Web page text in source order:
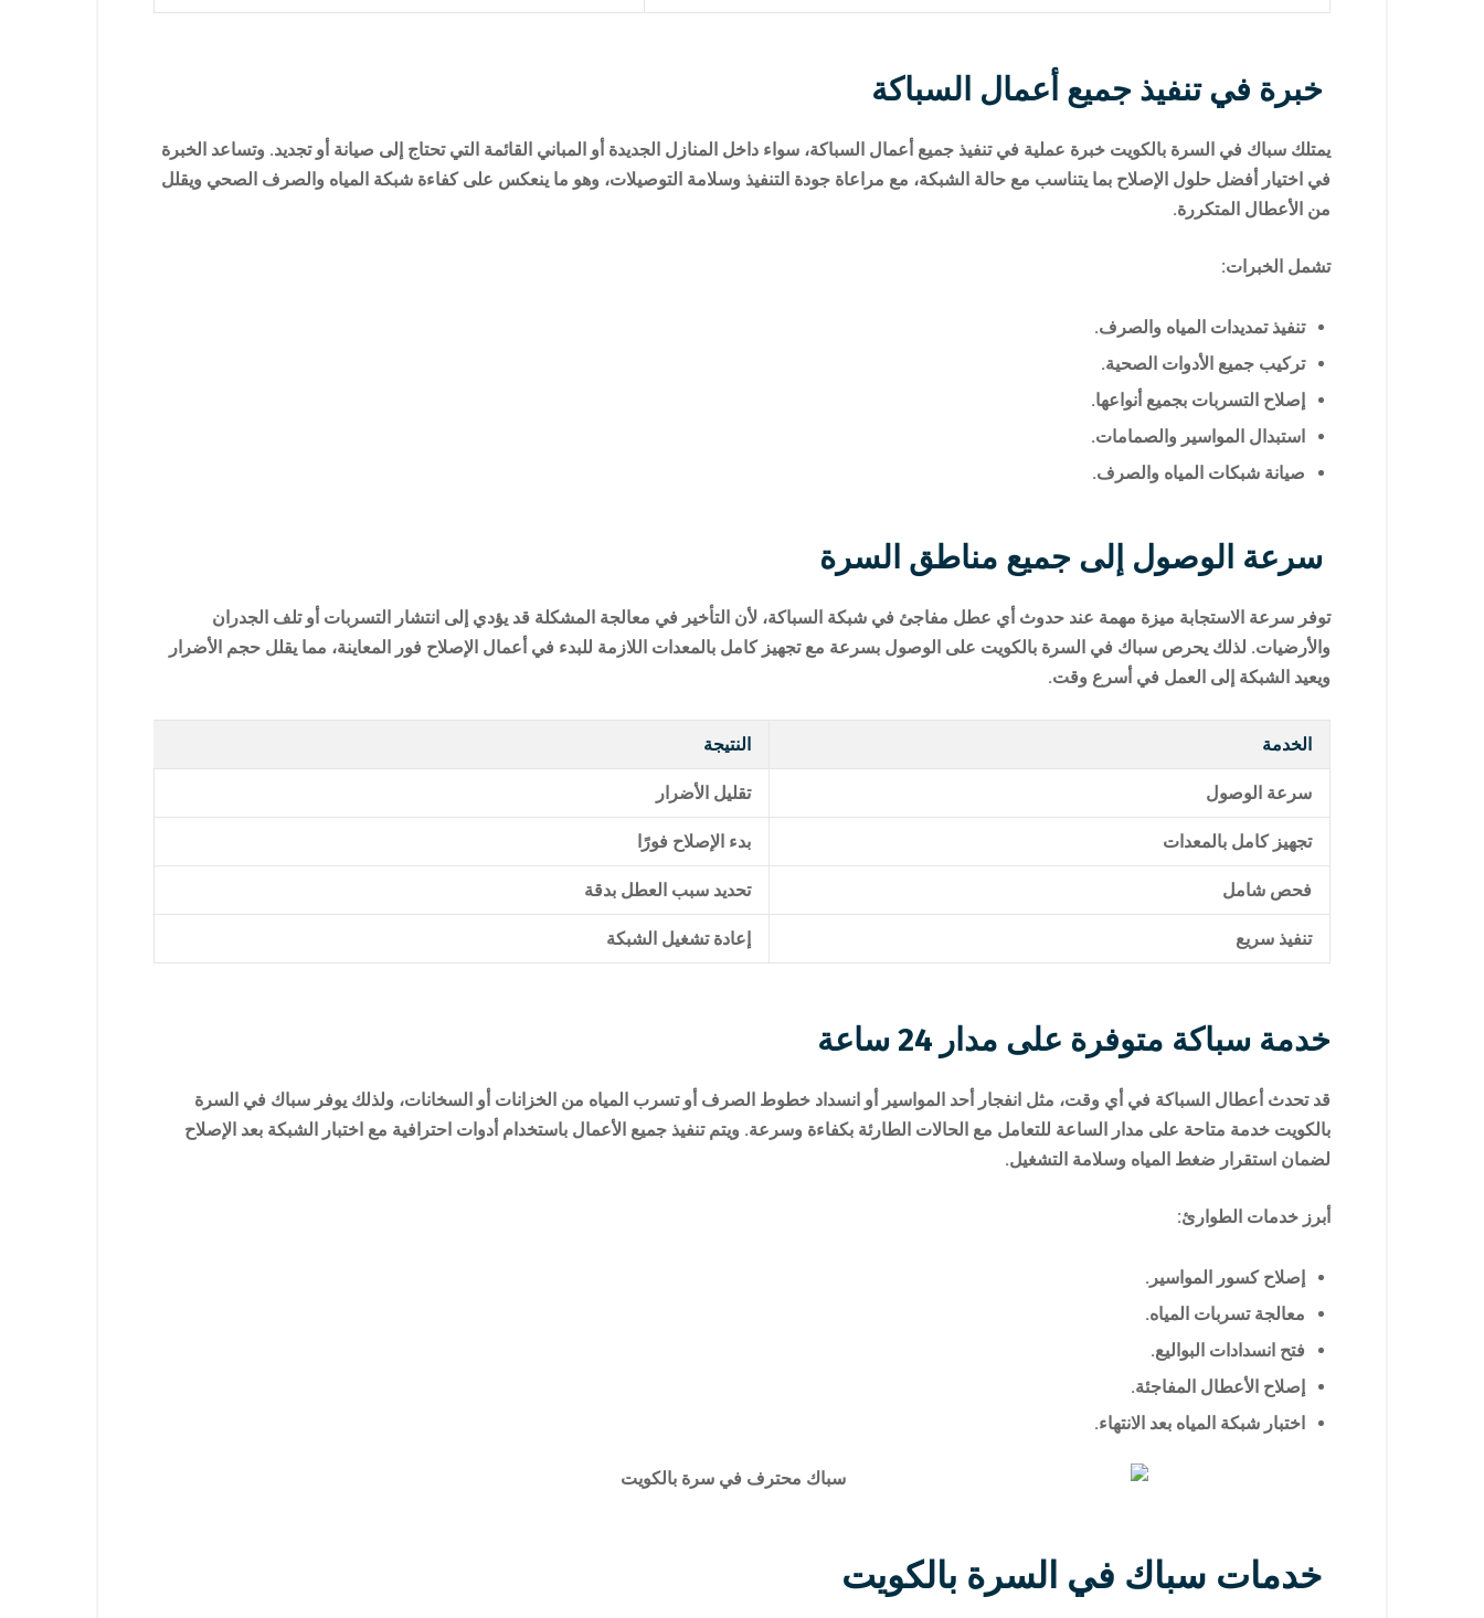
خبرة في تنفيذ جميع أعمال السباكة
يمتلك سباك في السرة بالكويت خبرة عملية في تنفيذ جميع أعمال السباكة، سواء داخل المنازل الجديدة أو المباني القائمة التي تحتاج إلى صيانة أو تجديد. وتساعد الخبرة
في اختيار أفضل حلول الإصلاح بما يتناسب مع حالة الشبكة، مع مراعاة جودة التنفيذ وسلامة التوصيلات، وهو ما ينعكس على كفاءة شبكة المياه والصرف الصحي ويقلل
من الأعطال المتكررة.
تشمل الخبرات:
تنفيذ تمديدات المياه والصرف.
تركيب جميع الأدوات الصحية.
إصلاح التسربات بجميع أنواعها.
استبدال المواسير والصمامات.
صيانة شبكات المياه والصرف.
سرعة الوصول إلى جميع مناطق السرة
توفر سرعة الاستجابة ميزة مهمة عند حدوث أي عطل مفاجئ في شبكة السباكة، لأن التأخير في معالجة المشكلة قد يؤدي إلى انتشار التسربات أو تلف الجدران
والأرضيات. لذلك يحرص سباك في السرة بالكويت على الوصول بسرعة مع تجهيز كامل بالمعدات اللازمة للبدء في أعمال الإصلاح فور المعاينة، مما يقلل حجم الأضرار
ويعيد الشبكة إلى العمل في أسرع وقت.
الخدمة النتيجة
سرعة الوصول تقليل الأضرار
تجهيز كامل بالمعدات بدء الإصلاح فورًا
فحص شامل تحديد سبب العطل بدقة
تنفيذ سريع إعادة تشغيل الشبكة
خدمة سباكة متوفرة على مدار 24 ساعة
قد تحدث أعطال السباكة في أي وقت، مثل انفجار أحد المواسير أو انسداد خطوط الصرف أو تسرب المياه من الخزانات أو السخانات، ولذلك يوفر سباك في السرة
بالكويت خدمة متاحة على مدار الساعة للتعامل مع الحالات الطارئة بكفاءة وسرعة. ويتم تنفيذ جميع الأعمال باستخدام أدوات احترافية مع اختبار الشبكة بعد الإصلاح
لضمان استقرار ضغط المياه وسلامة التشغيل.
أبرز خدمات الطوارئ:
إصلاح كسور المواسير.
معالجة تسربات المياه.
فتح انسدادات البواليع.
إصلاح الأعطال المفاجئة.
اختبار شبكة المياه بعد الانتهاء.
خدمات سباك في السرة بالكويت